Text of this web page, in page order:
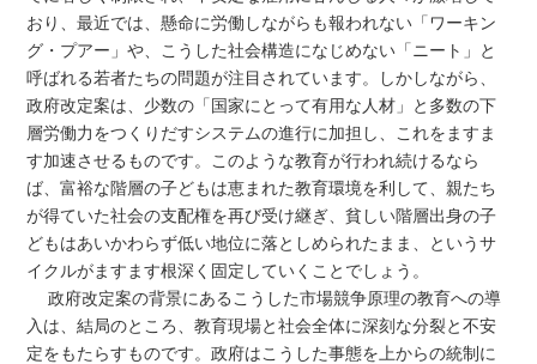
おり、最近では、懸命に労働しながらも報われない「ワーキン
グ・プアー」や、こうした社会構造になじめない「ニート」と
呼ばれる若者たちの問題が注目されています。しかしながら、
政府改定案は、少数の「国家にとって有用な人材」と多数の下
層労働力をつくりだすシステムの進行に加担し、これをますま
す加速させるものです。このような教育が行われ続けるなら
ば、富裕な階層の子どもは恵まれた教育環境を利して、親たち
が得ていた社会の支配権を再び受け継ぎ、貧しい階層出身の子
どもはあいかわらず低い地位に落としめられたまま、というサ
イクルがますます根深く固定していくことでしょう。
政府改定案の背景にあるこうした市場競争原理の教育への導
入は、結局のところ、教育現場と社会全体に深刻な分裂と不安
定をもたらすものです。政府はこうした事態を上からの統制に